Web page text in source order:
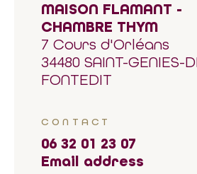
MAISON FLAMANT -
CHAMBRE THYM
7 Cours d'Orléans
34480 SAINT-GENIES-
FONTEDIT
CONTACT
06 32 01 23 07
Email address